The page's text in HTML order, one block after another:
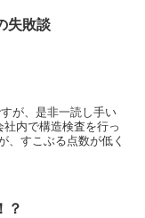
失敗談
が、是非一読し手い
内で構造検査を行っ
、すこぶる点数が低く
？